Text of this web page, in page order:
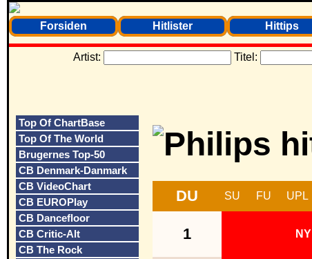
Forsiden Hitlister Hittips
Artist: Titel:
Top Of ChartBase
Top Of The World
Brugernes Top-50
CB Denmark-Danmark
CB VideoChart
CB EUROPlay
CB Dancefloor
CB Critic-Alt
CB The Rock
DU SU FU UPL
1 NY